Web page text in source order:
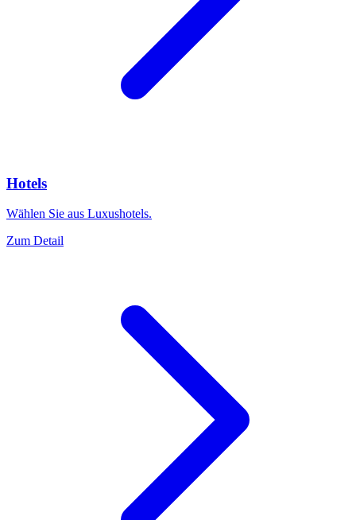
Hotels
Wählen Sie aus Luxushotels.
Zum Detail